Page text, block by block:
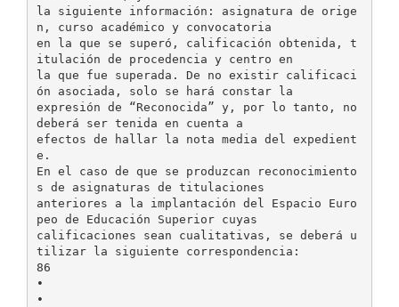
la siguiente información: asignatura de orige
n, curso académico y convocatoria
en la que se superó, calificación obtenida, t
itulación de procedencia y centro en
la que fue superada. De no existir calificaci
ón asociada, solo se hará constar la
expresión de “Reconocida” y, por lo tanto, no
deberá ser tenida en cuenta a
efectos de hallar la nota media del expedient
e.
En el caso de que se produzcan reconocimiento
s de asignaturas de titulaciones
anteriores a la implantación del Espacio Euro
peo de Educación Superior cuyas
calificaciones sean cualitativas, se deberá u
tilizar la siguiente correspondencia:
86
•
•